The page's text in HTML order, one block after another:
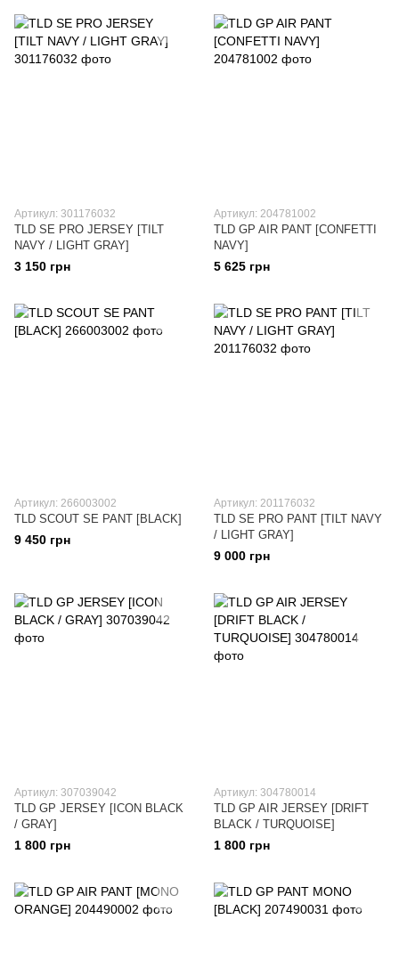
Артикул: 301176032
TLD SE PRO JERSEY [TILT
NAVY / LIGHT GRAY]
3 150 грн
Артикул: 204781002
TLD GP AIR PANT [CONFETTI
NAVY]
5 625 грн
Артикул: 266003002
TLD SCOUT SE PANT [BLACK]
9 450 грн
Артикул: 201176032
TLD SE PRO PANT [TILT NAVY
/ LIGHT GRAY]
9 000 грн
Артикул: 307039042
TLD GP JERSEY [ICON BLACK
/ GRAY]
1 800 грн
Артикул: 304780014
TLD GP AIR JERSEY [DRIFT
BLACK / TURQUOISE]
1 800 грн